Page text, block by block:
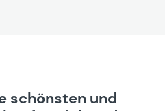
schönsten und